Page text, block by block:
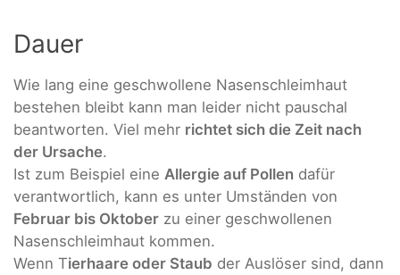
Dauer
Wie lang eine geschwollene Nasenschleimhaut
bestehen bleibt kann man leider nicht pauschal
beantworten. Viel mehr richtet sich die Zeit nach
der Ursache.
Ist zum Beispiel eine Allergie auf Pollen dafür
verantwortlich, kann es unter Umständen von
Februar bis Oktober zu einer geschwollenen
Nasenschleimhaut kommen.
Wenn Tierhaare oder Staub der Auslöser sind, dann